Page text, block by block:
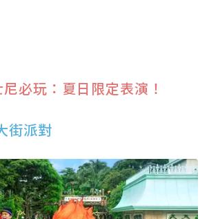
必玩：夏日限定表演！
街派對